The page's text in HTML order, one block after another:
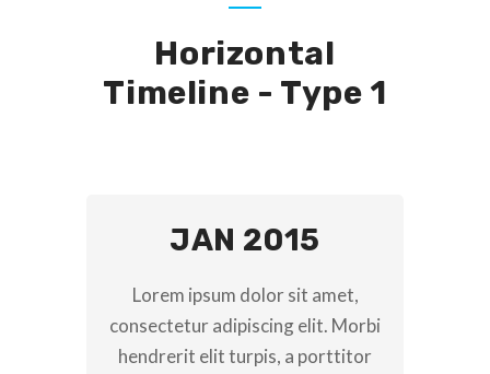
Horizontal
Timeline - Type 1
JAN 2015
Lorem ipsum dolor sit amet,
consectetur adipiscing elit. Morbi
hendrerit elit turpis, a porttitor